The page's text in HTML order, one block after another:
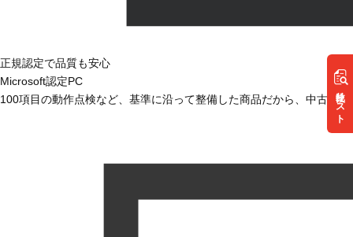
リスト
正規認定で品質も安心
Microsoft認定PC
100項目の動作点検など、基準に沿って整備した商品だから、中古で